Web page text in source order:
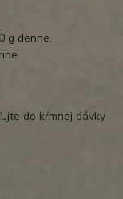
g denne.
do kŕmnej dávky